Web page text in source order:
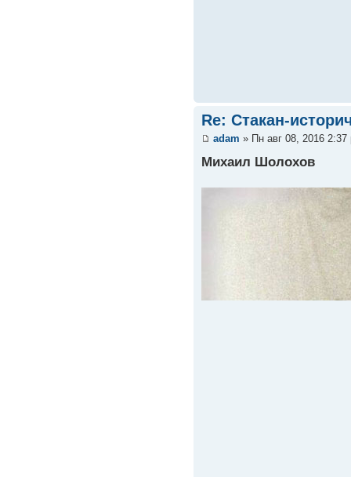
Re: Стакан-
adam » Пн авг 08, 2016 2:37
Михаил Шолохов